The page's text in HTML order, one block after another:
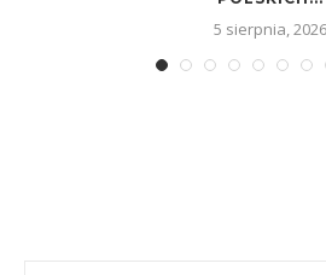
5 sierpnia, 2026